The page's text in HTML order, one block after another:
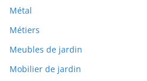
Métal
Métiers
Meubles de jardin
Mobilier de jardin